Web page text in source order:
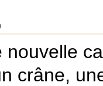
nouvelle
crâne,